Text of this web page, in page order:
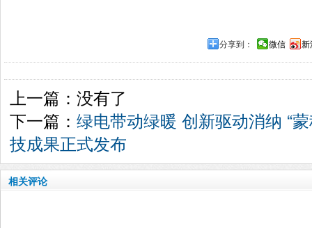
分享到： 微信 新
上一篇：没有了
下一篇： 绿电带动绿暖 创新驱动消纳 “
技成果正式发布
相关评论